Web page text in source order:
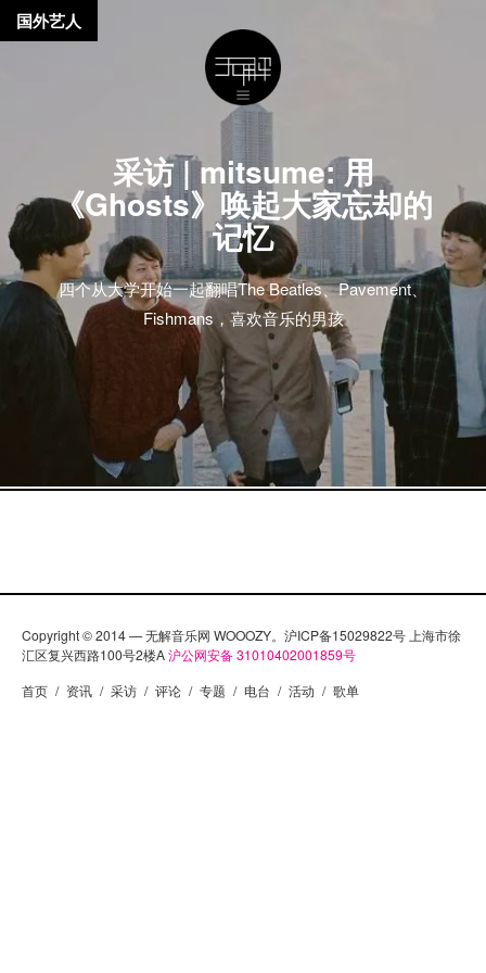
采访 | mitsume: 用
《Ghosts》唤起大家忘却的
记忆
四个从大学开始一起翻唱The Beatles、Pavement、
Fishmans，喜欢音乐的男孩
国外艺人
Copyright © 2014 — 无解音乐网 WOOOZY。沪ICP备15029822号 上海市徐
汇区复兴西路100号2楼A沪公网安备 31010402001859号
首页 / 资讯 / 采访 / 评论 / 专题 / 电台 / 活动 / 歌单